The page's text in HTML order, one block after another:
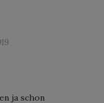
ja schon